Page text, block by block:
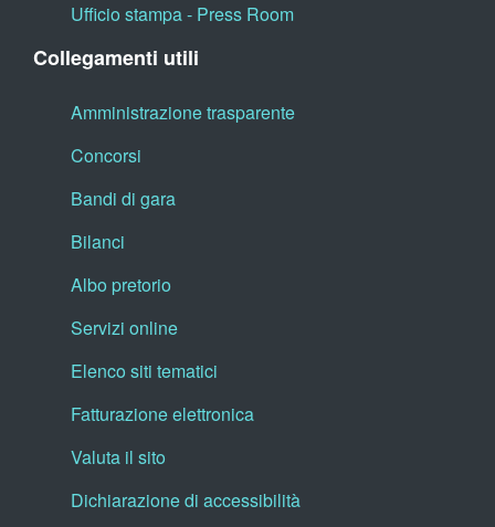
Ufficio stampa - Press Room
Collegamenti utili
Amministrazione trasparente
Concorsi
Bandi di gara
Bilanci
Albo pretorio
Servizi online
Elenco siti tematici
Fatturazione elettronica
Valuta il sito
Dichiarazione di accessibilità